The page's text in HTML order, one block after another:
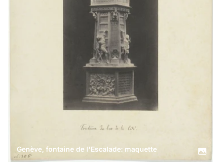
Genève, fontaine de l'Escalade: maquette